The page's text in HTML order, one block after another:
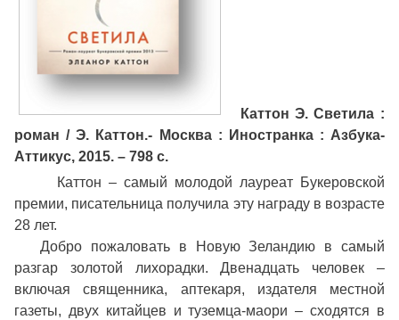
Каттон Э. Светила :
роман / Э. Каттон.- Москва : Иностранка : Азбука-
Аттикус, 2015. – 798 с.
Каттон – самый молодой лауреат Букеровской
премии, писательница получила эту награду в возрасте
28 лет.
Добро пожаловать в Новую Зеландию в самый
разгар золотой лихорадки. Двенадцать человек –
включая священника, аптекаря, издателя местной
газеты, двух китайцев и туземца-маори – сходятся в